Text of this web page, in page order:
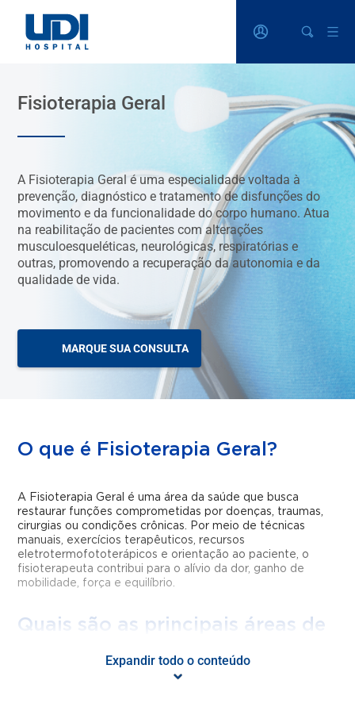
Fisioterapia Geral
A Fisioterapia Geral é uma especialidade voltada à
prevenção, diagnóstico e tratamento de disfunções do
movimento e da funcionalidade do corpo humano. Atua
na reabilitação de pacientes com alterações
musculoesqueléticas, neurológicas, respiratórias e
outras, promovendo a recuperação da autonomia e da
qualidade de vida.
MARQUE SUA CONSULTA
O que é Fisioterapia Geral?
A Fisioterapia Geral é uma área da saúde que busca
restaurar funções comprometidas por doenças, traumas,
cirurgias ou condições crônicas. Por meio de técnicas
manuais, exercícios terapêuticos, recursos
eletrotermofototerápicos e orientação ao paciente, o
fisioterapeuta contribui para o alívio da dor, ganho de
mobilidade, força e equilíbrio.
Quais são as principais áreas de
Expandir todo o conteúdo